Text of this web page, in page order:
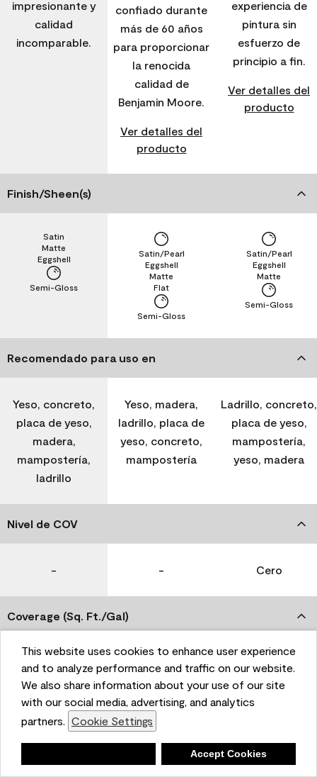
This website uses cookies to enhance user experience
and to analyze performance and traffic on our website.
We also share information about your use of our site
with our social media, advertising, and analytics
partners. Cookie Settings
Accept Cookies
impresionante y
calidad
incomparable.
confiado durante
más de 60 años
para proporcionar
la renocida
calidad de
Benjamin Moore.
Ver detalles del
producto
experiencia de
pintura sin
esfuerzo de
principio a fin.
Ver detalles del
producto
Finish/Sheen(s)
Semi-Gloss
Eggshell
Matte
Satin
Semi-Gloss
Flat
Matte
Eggshell
Satin/Pearl
Semi-Gloss
Matte
Eggshell
Satin/Pearl
Recomendado para uso en
Yeso, concreto,
placa de yeso,
madera,
mampostería,
ladrillo
Yeso, madera,
ladrillo, placa de
yeso, concreto,
mampostería
Ladrillo, concreto,
placa de yeso,
mampostería,
yeso, madera
Nivel de COV
- - Cero
Coverage (Sq. Ft./Gal)
350-400 400-450 400-450
Tiempo de secado
1 hora